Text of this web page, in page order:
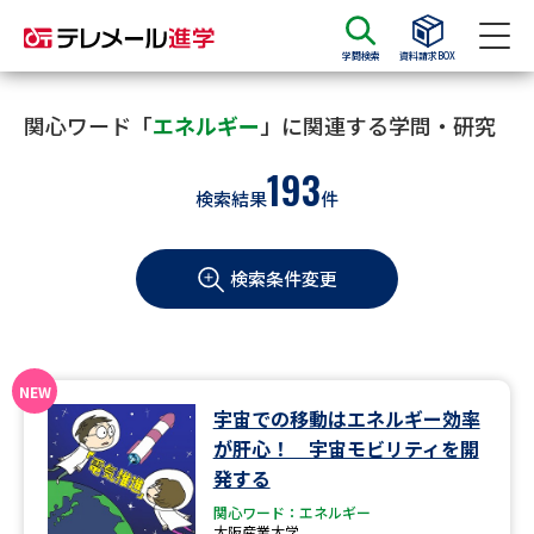
学問検索 資料請求BOX
資料請求 資料検索
大学・短大の資料種類から請求
学部・学科パンフ
過去問題集
大学・短大以外の資料から請求
関心ワード「エネルギー 」に関連する学問・研究
検索結果193件
検索条件変更
宇宙での移動はエネルギー効率
が肝心！ 宇宙モビリティを開
発する
関心ワード：エネルギー